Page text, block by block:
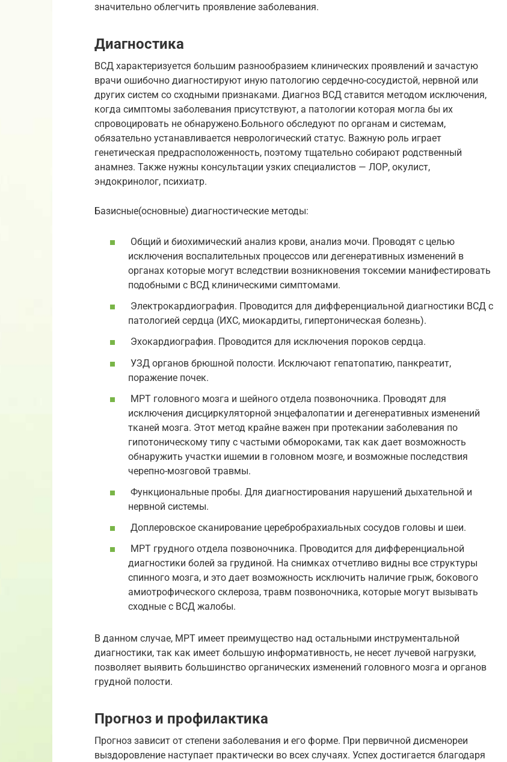
значительно облегчить проявление заболевания.
Диагностика
ВСД характеризуется большим разнообразием клинических проявлений и зачастую
врачи ошибочно диагностируют иную патологию сердечно-сосудистой, нервной или
других систем со сходными признаками. Диагноз ВСД ставится методом исключения,
когда симптомы заболевания присутствуют, а патологии которая могла бы их
спровоцировать не обнаружено.Больного обследуют по органам и системам,
обязательно устанавливается неврологический статус. Важную роль играет
генетическая предрасположенность, поэтому тщательно собирают родственный
анамнез. Также нужны консультации узких специалистов — ЛОР, окулист,
эндокринолог, психиатр.
Базисные(основные) диагностические методы:
Общий и биохимический анализ крови, анализ мочи. Проводят с целью
исключения воспалительных процессов или дегенеративных изменений в
органах которые могут вследствии возникновения токсемии манифестировать
подобными с ВСД клиническими симптомами.
Электрокардиография. Проводится для дифференциальной диагностики ВСД с
патологией сердца (ИХС, миокардиты, гипертоническая болезнь).
Эхокардиография. Проводится для исключения пороков сердца.
УЗД органов брюшной полости. Исключают гепатопатию, панкреатит,
поражение почек.
МРТ головного мозга и шейного отдела позвоночника. Проводят для
исключения дисциркуляторной энцефалопатии и дегенеративных изменений
тканей мозга. Этот метод крайне важен при протекании заболевания по
гипотоническому типу с частыми обмороками, так как дает возможность
обнаружить участки ишемии в головном мозге, и возможные последствия
черепно-мозговой травмы.
Функциональные пробы. Для диагностирования нарушений дыхательной и
нервной системы.
Доплеровское сканирование церебробрахиальных сосудов головы и шеи.
МРТ грудного отдела позвоночника. Проводится для дифференциальной
диагностики болей за грудиной. На снимках отчетливо видны все структуры
спинного мозга, и это дает возможность исключить наличие грыж, бокового
амиотрофического склероза, травм позвоночника, которые могут вызывать
сходные с ВСД жалобы.
В данном случае, МРТ имеет преимущество над остальными инструментальной
диагностики, так как имеет большую информативность, не несет лучевой нагрузки,
позволяет выявить большинство органических изменений головного мозга и органов
грудной полости.
Прогноз и профилактика
Прогноз зависит от степени заболевания и его форме. При первичной дисменореи
выздоровление наступает практически во всех случаях. Успех достигается благодаря